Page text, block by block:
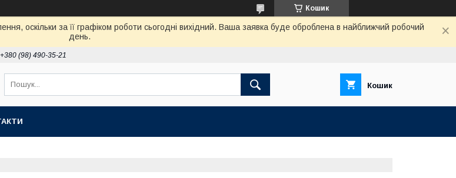
Кошик
оскільки за її графіком роботи сьогодні вихідний. Ваша заявка буде оброблена в найближчий робочий
день.
+380 (98) 490-35-21
Кошик